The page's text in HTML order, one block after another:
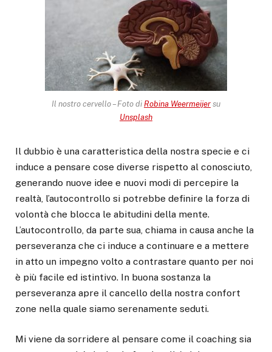
Il nostro cervello – Foto di Robina Weermeijer su
Unsplash
Il dubbio è una caratteristica della nostra specie e ci
induce a pensare cose diverse rispetto al conosciuto,
generando nuove idee e nuovi modi di percepire la
realtà, l’autocontrollo si potrebbe definire la forza di
volontà che blocca le abitudini della mente.
L’autocontrollo, da parte sua, chiama in causa anche la
perseveranza che ci induce a continuare e a mettere
in atto un impegno volto a contrastare quanto per noi
è più facile ed istintivo. In buona sostanza la
perseveranza apre il cancello della nostra confort
zone nella quale siamo serenamente seduti.
Mi viene da sorridere al pensare come il coaching sia